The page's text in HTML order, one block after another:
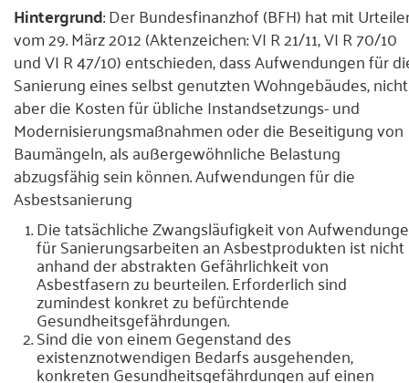
Hintergrund: Der Bundesfinanzhof (BFH) hat mit
vom 29. März 2012 (Aktenzeichen: VI R 21/11, VI R 70/10
und VI R 47/10) entschieden, dass Aufwendungen für
Sanierung eines selbst genutzten Wohngebäudes, nicht
aber die Kosten für übliche Instandsetzungs- und
Modernisierungsmaßnahmen oder die Beseitigung von
Baumängeln, als außergewöhnliche Belastung
abzugsfähig sein können. Aufwendungen für die
Asbestsanierung
Die tatsächliche Zwangsläufigkeit von
für Sanierungsarbeiten an Asbestprodukten ist nicht
anhand der abstrakten Gefährlichkeit von
Asbestfasern zu beurteilen. Erforderlich sind
zumindest konkret zu befürchtende
Gesundheitsgefährdungen.
Sind die von einem Gegenstand des
existenznotwendigen Bedarfs ausgehenden,
konkreten Gesundheitsgefährdungen auf einen